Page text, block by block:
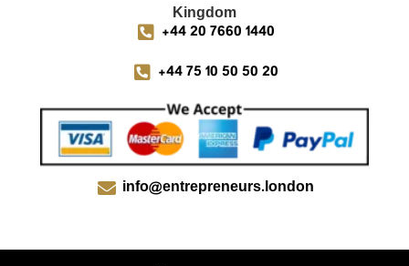
Kingdom
info@entrepreneurs.london
+44 75 10 50 50 20
+44 20 7660 1440